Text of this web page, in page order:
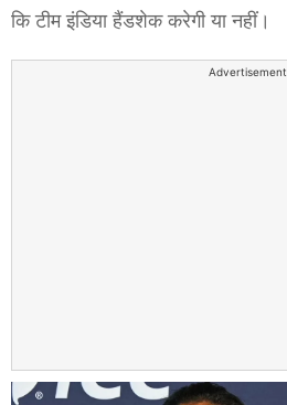
कि टीम इंडिया हैंडशेक करेगी या नहीं।
Advertisement